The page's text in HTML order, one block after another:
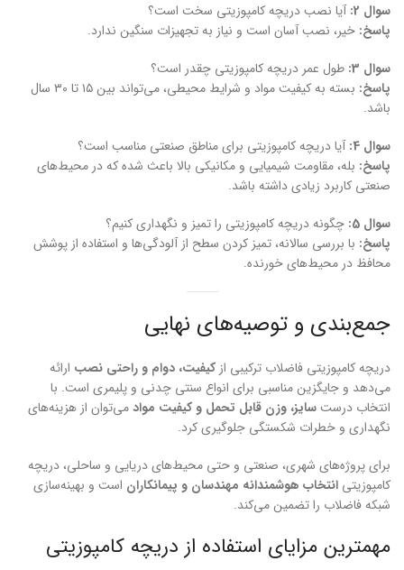
سوال 2:
آیا نصب دریچه کامپوزیتی سخت است؟
پاسخ: خیر، نصب آسان است و نیاز به تجهیزات سنگین ندارد.
سوال 3:
طول عمر دریچه کامپوزیتی چقدر است؟
پاسخ:
بسته به کیفیت مواد و شرایط محیطی، می‌تواند بین ۱۵ تا ۳۰ سال
باشد.
سوال 4:
آیا دریچه کامپوزیتی برای مناطق صنعتی مناسب است؟
پاسخ: بله، مقاومت شیمیایی و مکانیکی بالا باعث شده که در محیط‌های
صنعتی کاربرد زیادی داشته باشد.
سوال 5:
چگونه دریچه کامپوزیتی را تمیز و نگهداری کنیم؟
پاسخ: با بررسی سالانه، تمیز کردن سطح از آلودگی‌ها و استفاده از پوشش
محافظ در محیط‌های خورنده.
جمع‌بندی و توصیه‌های نهایی
دریچه کامپوزیتی فاضلاب ترکیبی از کیفیت، دوام و راحتی نصب ارائه
می‌دهد و جایگزین مناسبی برای انواع سنتی چدنی و پلیمری است. با
انتخاب درستسایز، وزن قابل تحمل و کیفیت موادمی‌توان از هزینه‌های
نگهداری و خطرات شکستگی جلوگیری کرد.
برای پروژه‌های شهری، صنعتی و حتی محیط‌های دریایی و ساحلی، دریچه
کامپوزیتی انتخاب هوشمندانه مهندسان و پیمانکاران است و بهینه‌سازی
شبکه فاضلاب را تضمین می‌کند.
مهمترین مزایای استفاده از دریچه کامپوزیتی